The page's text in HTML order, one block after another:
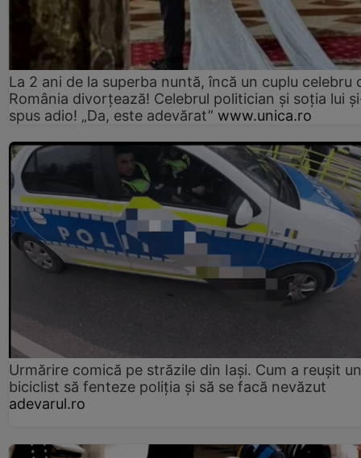
La 2 ani de la superba nuntă, încă un cuplu celebru
România divorțează! Celebrul politician și soția lui
spus adio! „Da, este adevărat” www.unica.ro
Urmărire comică pe străzile din Iași. Cum a reușit un
biciclist să fenteze poliția și să se facă nevăzut
adevarul.ro